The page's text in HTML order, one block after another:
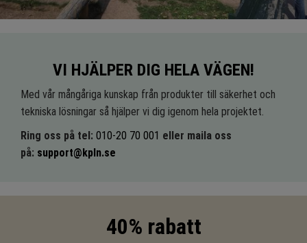
VI HJÄLPER DIG HELA VÄGEN!
Med vår mångåriga kunskap från produkter till säkerhet och
tekniska lösningar så hjälper vi dig igenom hela projektet.
Ring oss på tel: 010-20 70 001 eller maila oss
på: support@kpln.se
40% rabatt